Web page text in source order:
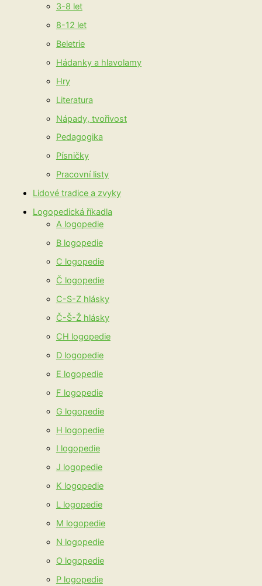
3-8 let
8-12 let
Beletrie
Hádanky a hlavolamy
Hry
Literatura
Nápady, tvořivost
Pedagogika
Písničky
Pracovní listy
Lidové tradice a zvyky
Logopedická říkadla
A logopedie
B logopedie
C logopedie
Č logopedie
C-S-Z hlásky
Č-Š-Ž hlásky
CH logopedie
D logopedie
E logopedie
F logopedie
G logopedie
H logopedie
I logopedie
J logopedie
K logopedie
L logopedie
M logopedie
N logopedie
O logopedie
P logopedie